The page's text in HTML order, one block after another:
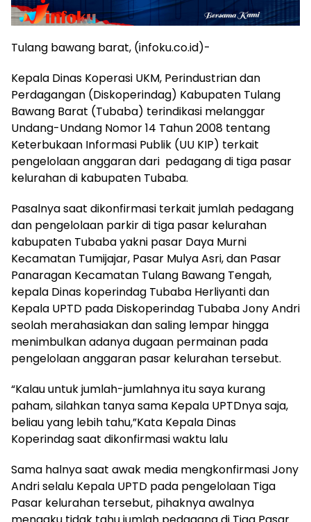
Tulang bawang barat, (infoku.co.id)-
Kepala Dinas Koperasi UKM, Perindustrian dan
Perdagangan (Diskoperindag) Kabupaten Tulang
Bawang Barat (Tubaba) terindikasi melanggar
Undang-Undang Nomor 14 Tahun 2008 tentang
Keterbukaan Informasi Publik (UU KIP) terkait
pengelolaan anggaran dari pedagang di tiga pasar
kelurahan di kabupaten Tubaba.
Pasalnya saat dikonfirmasi terkait jumlah pedagang
dan pengelolaan parkir di tiga pasar kelurahan
kabupaten Tubaba yakni pasar Daya Murni
Kecamatan Tumijajar, Pasar Mulya Asri, dan Pasar
Panaragan Kecamatan Tulang Bawang Tengah,
kepala Dinas koperindag Tubaba Herliyanti dan
Kepala UPTD pada Diskoperindag Tubaba Jony Andri
seolah merahasiakan dan saling lempar hingga
menimbulkan adanya dugaan permainan pada
pengelolaan anggaran pasar kelurahan tersebut.
“Kalau untuk jumlah-jumlahnya itu saya kurang
paham, silahkan tanya sama Kepala UPTDnya saja,
beliau yang lebih tahu,”Kata Kepala Dinas
Koperindag saat dikonfirmasi waktu lalu
Sama halnya saat awak media mengkonfirmasi Jony
Andri selalu Kepala UPTD pada pengelolaan Tiga
Pasar kelurahan tersebut, pihaknya awalnya